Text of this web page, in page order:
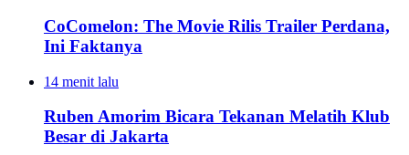
CoComelon: The Movie Rilis Trailer Perdana,
Ini Faktanya
14 menit lalu
Ruben Amorim Bicara Tekanan Melatih Klub
Besar di Jakarta